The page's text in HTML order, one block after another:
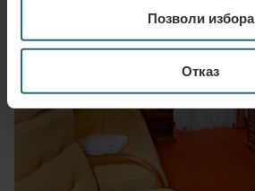
Позволи избора
Отказ